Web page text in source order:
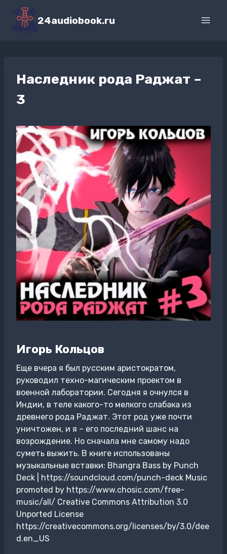
Перейти
содержимому
24audiobook.ru
Наследник рода Раджат –
3
Игорь Кольцов
Еще вчера я был русским аристократом,
руководил техно-магическим проектом в
военной лаборатории. Сегодня я очнулся в
Индии, в теле какого-то мелкого слабака из
древнего рода Раджат. Этот род уже почти
уничтожен, и я – его последний шанс на
возрождение. Но сначала мне самому надо
суметь выжить. В книге использованы
музыкальные вставки: Bhangra Bass by Punch
Deck | https://soundcloud.com/punch-deck Music
promoted by https://www.chosic.com/free-
music/all/ Creative Commons Attribution 3.0
Unported License
https://creativecommons.org/licenses/by/3.0/dee
d.en_US